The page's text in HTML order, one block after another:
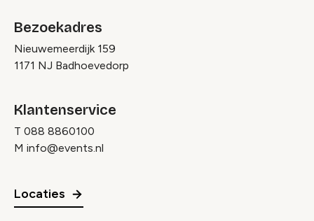
Bezoekadres
Nieuwemeerdijk 159
1171 NJ Badhoevedorp
Klantenservice
T 088 8860100
M info@events.nl
Locaties